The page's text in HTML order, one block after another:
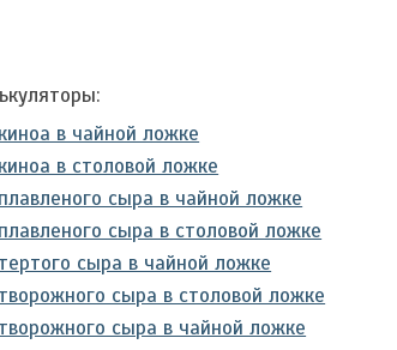
в чайной ложке
в столовой ложке
сыра в чайной ложке
сыра в столовой ложке
сыра в чайной ложке
сыра в столовой ложке
сыра в чайной ложке